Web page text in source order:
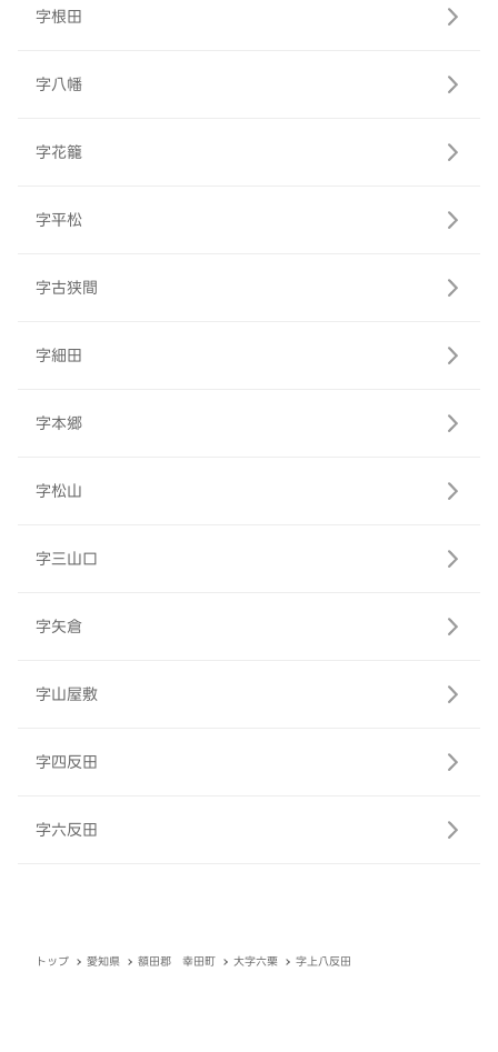
字根田
字八幡
字花籠
字平松
字古狭間
字細田
字本郷
字松山
字三山口
字矢倉
字山屋敷
字四反田
字六反田
トップ 愛知県 額田郡 幸田町 大字六栗 字上八反田